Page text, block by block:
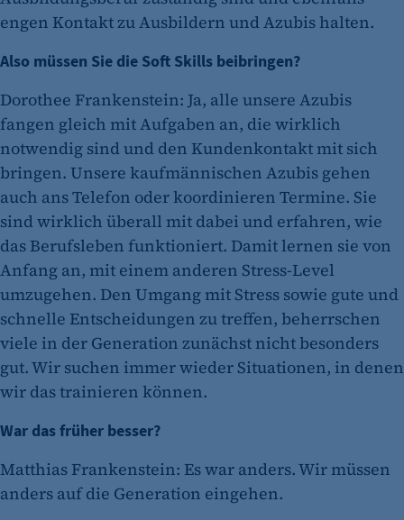
engen Kontakt zu Ausbildern und Azubis halten.
Also müssen Sie die Soft Skills beibringen?
Dorothee Frankenstein: Ja, alle unsere Azubis
fangen gleich mit Aufgaben an, die wirklich
notwendig sind und den Kundenkontakt mit sich
bringen. Unsere kaufmännischen Azubis gehen
auch ans Telefon oder koordinieren Termine. Sie
sind wirklich überall mit dabei und erfahren, wie
das Berufsleben funktioniert. Damit lernen sie von
Anfang an, mit einem anderen Stress-Level
umzugehen. Den Umgang mit Stress sowie gute und
schnelle Entscheidungen zu treffen, beherrschen
viele in der Generation zunächst nicht besonders
gut. Wir suchen immer wieder Situationen, in denen
wir das trainieren können.
War das früher besser?
Matthias Frankenstein: Es war anders. Wir müssen
anders auf die Generation eingehen.